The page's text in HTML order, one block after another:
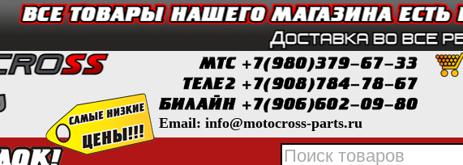
Email: info@motocross-parts.ru